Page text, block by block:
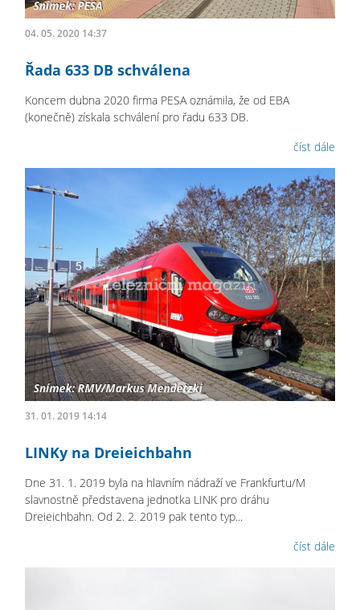
04. 05. 2020 14:37
Řada 633 DB schválena
Koncem dubna 2020 firma PESA oznámila, že od EBA
(konečně) získala schválení pro řadu 633 DB.
číst dále
31. 01. 2019 14:14
LINKy na Dreieichbahn
Dne 31. 1. 2019 byla na hlavním nádraží ve Frankfurtu/M
slavnostně představena jednotka LINK pro dráhu
Dreieichbahn. Od 2. 2. 2019 pak tento typ...
číst dále